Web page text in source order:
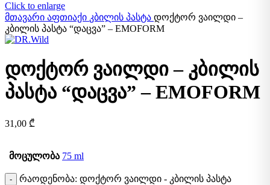
Click to enlarge
მთავარი აფთიაქი კბილის პასტა დოქტორ ვაილდი –
კბილის პასტა “დაცვა” – EMOFORM
დოქტორ ვაილდი – კბილის
პასტა “დაცვა” – EMOFORM
31,00 ₾
მოცულობა 75 ml
რაოდენობა: დოქტორ ვაილდი - კბილის პასტა